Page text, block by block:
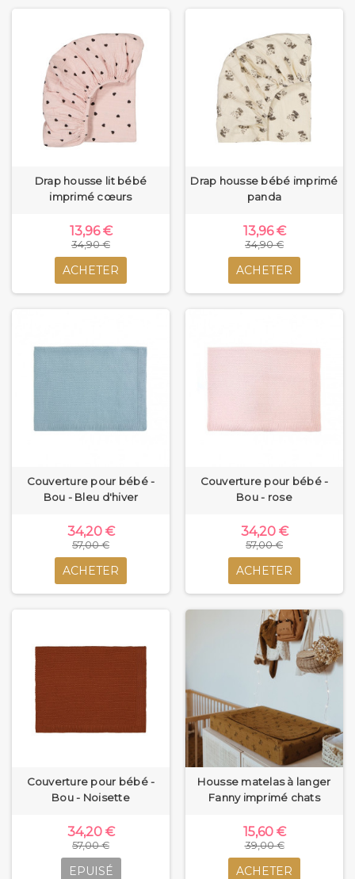
Drap housse lit bébé
imprimé cœurs
13,96 €
34,90 €
ACHETER
Drap housse bébé imprimé
panda
13,96 €
34,90 €
ACHETER
Couverture pour bébé -
Bou - Bleu d'hiver
34,20 €
57,00 €
ACHETER
Couverture pour bébé -
Bou - rose
34,20 €
57,00 €
ACHETER
Couverture pour bébé -
Bou - Noisette
34,20 €
57,00 €
EPUISÉ
Housse matelas à langer
Fanny imprimé chats
15,60 €
39,00 €
ACHETER